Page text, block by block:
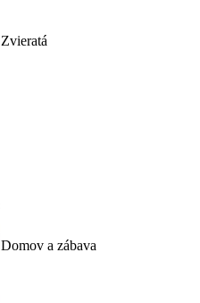
Zvieratá
Domov a zábava